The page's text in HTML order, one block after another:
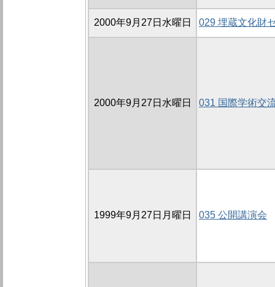
2000年9月27日水曜日 029 埋蔵文化財
2000年9月27日水曜日 031 国際学術交
1999年9月27日月曜日 035 公開講演会